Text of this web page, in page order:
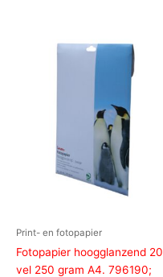
Print- en fotopapier
Fotopapier hoogglanzend 20
vel 250 gram A4. 796190;